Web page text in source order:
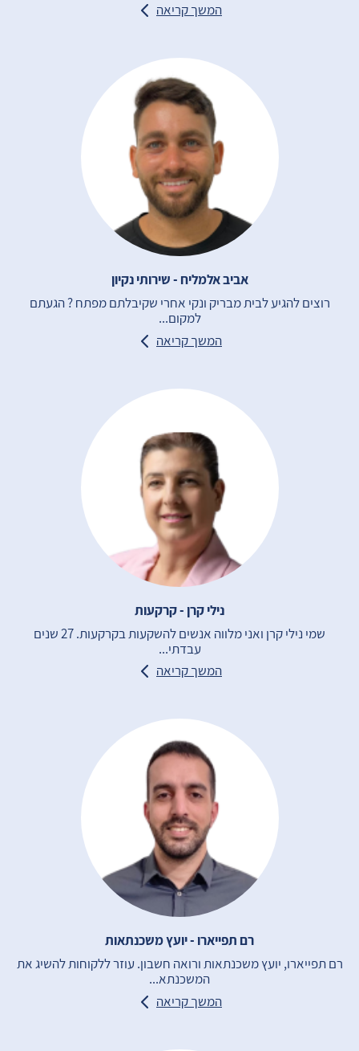
המשך קריאה
אביב אלמליח - שירותי נקיון
רוצים להגיע לבית מבריק ונקי אחרי שקיבלתם מפתח ? הגעתם
למקום...
המשך קריאה
נילי קרן - קרקעות
שמי נילי קרן ואני מלווה אנשים להשקעות בקרקעות. 27 שנים
עבדתי...
המשך קריאה
רם תפייארו - יועץ משכנתאות
רם תפייארו, יועץ משכנתאות ורואה חשבון. עוזר ללקוחות להשיג את
המשכנתא...
המשך קריאה